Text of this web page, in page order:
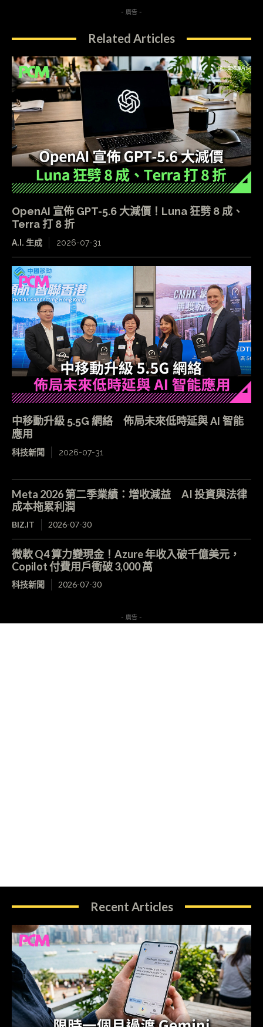
- 廣告 -
Related Articles
OpenAI 宣佈 GPT-5.6 大減價！Luna 狂劈 8 成、
Terra 打 8 折
A.I. 生成 2026-07-31
中移動升級 5.5G 網絡 佈局未來低時延與 AI 智能
應用
科技新聞 2026-07-31
Meta 2026 第二季業績：增收減益 AI 投資與法律
成本拖累利潤
BIZ.IT 2026-07-30
微軟 Q4 算力變現金！Azure 年收入破千億美元，
Copilot 付費用戶衝破 3,000 萬
科技新聞 2026-07-30
- 廣告 -
Recent Articles